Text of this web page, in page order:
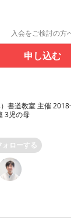
入会をご検討の方
申し込む
書道教室 主催
3児の母
ォローする